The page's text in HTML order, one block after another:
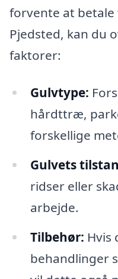
forvente at
Pjedsted, kan du
faktorer:
Gulvtype:
hårdttræ,
forskellige
Gulvets
ridser eller
arbejde.
Tilbehør: Hvis
behandlinger